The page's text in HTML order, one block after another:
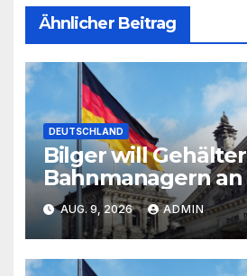
Ähnlicher Beitrag
DEUTSCHLAND
Bilger will
Bahnmanagern an
knüpfen
AUG. 9, 2026 ADMIN